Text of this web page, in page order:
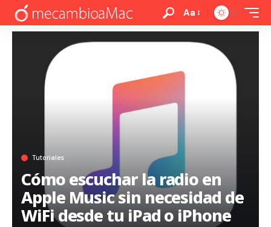
Aa
Tutoriales
Cómo escuchar la radio en
Apple Music sin necesidad de
WiFi desde tu iPad o iPhone